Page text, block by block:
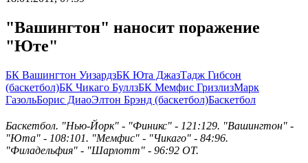
"Вашингтон" наносит поражение
"Юте"
БК Вашингтон УизардзБК Юта ДжазТадж Гибсон
(баскетбол)БК Чикаго БуллзБК Мемфис ГризлизМарк
ГазольБорис ДиаоЭлтон Брэнд (баскетбол)Баскетбол
Баскетбол. "Нью-Йорк" - "Финикс" - 121:129. "Вашингтон" -
"Юта" - 108:101. "Мемфис" - "Чикаго" - 84:96.
"Филадельфия" - "Шарлотт" - 96:92 ОТ.